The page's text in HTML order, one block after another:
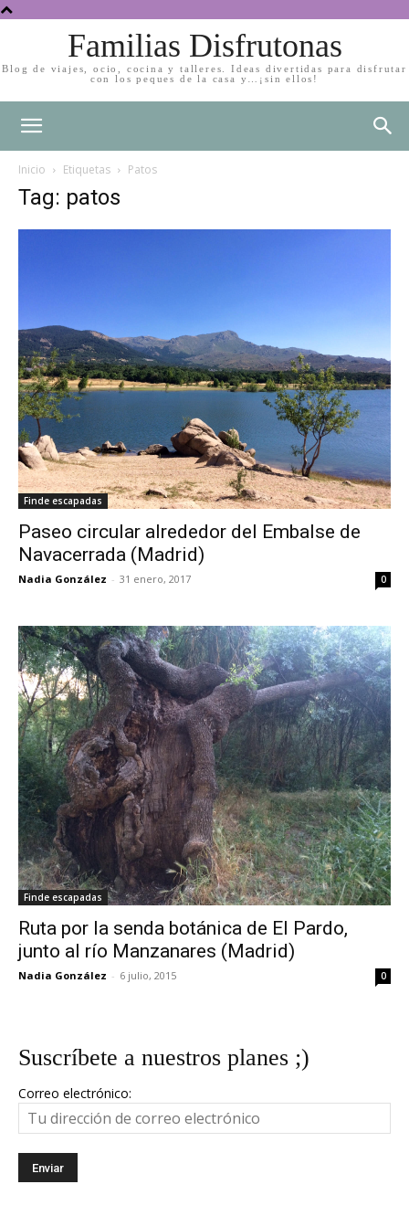
Familias Disfrutonas
Blog de viajes, ocio, cocina y talleres. Ideas divertidas para disfrutar
con los peques de la casa y…¡sin ellos!
Inicio Etiquetas Patos
Tag: patos
Finde escapadas
Paseo circular alrededor del Embalse de
Navacerrada (Madrid)
Nadia González - 31 enero, 2017 0
Finde escapadas
Ruta por la senda botánica de El Pardo,
junto al río Manzanares (Madrid)
Nadia González - 6 julio, 2015 0
Suscríbete a nuestros planes ;)
Correo electrónico: